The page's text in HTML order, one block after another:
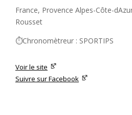
France, Provence Alpes-Côte-
Rousset
⏱️Chronomètreur : SPORTIPS
Voir le site
Suivre sur Facebook